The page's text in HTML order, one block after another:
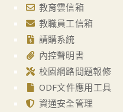
教育雲信箱
教職員工信箱
請購系統
內控聲明書
校園網路問題報修
ODF文件應用工具
資通安全管理